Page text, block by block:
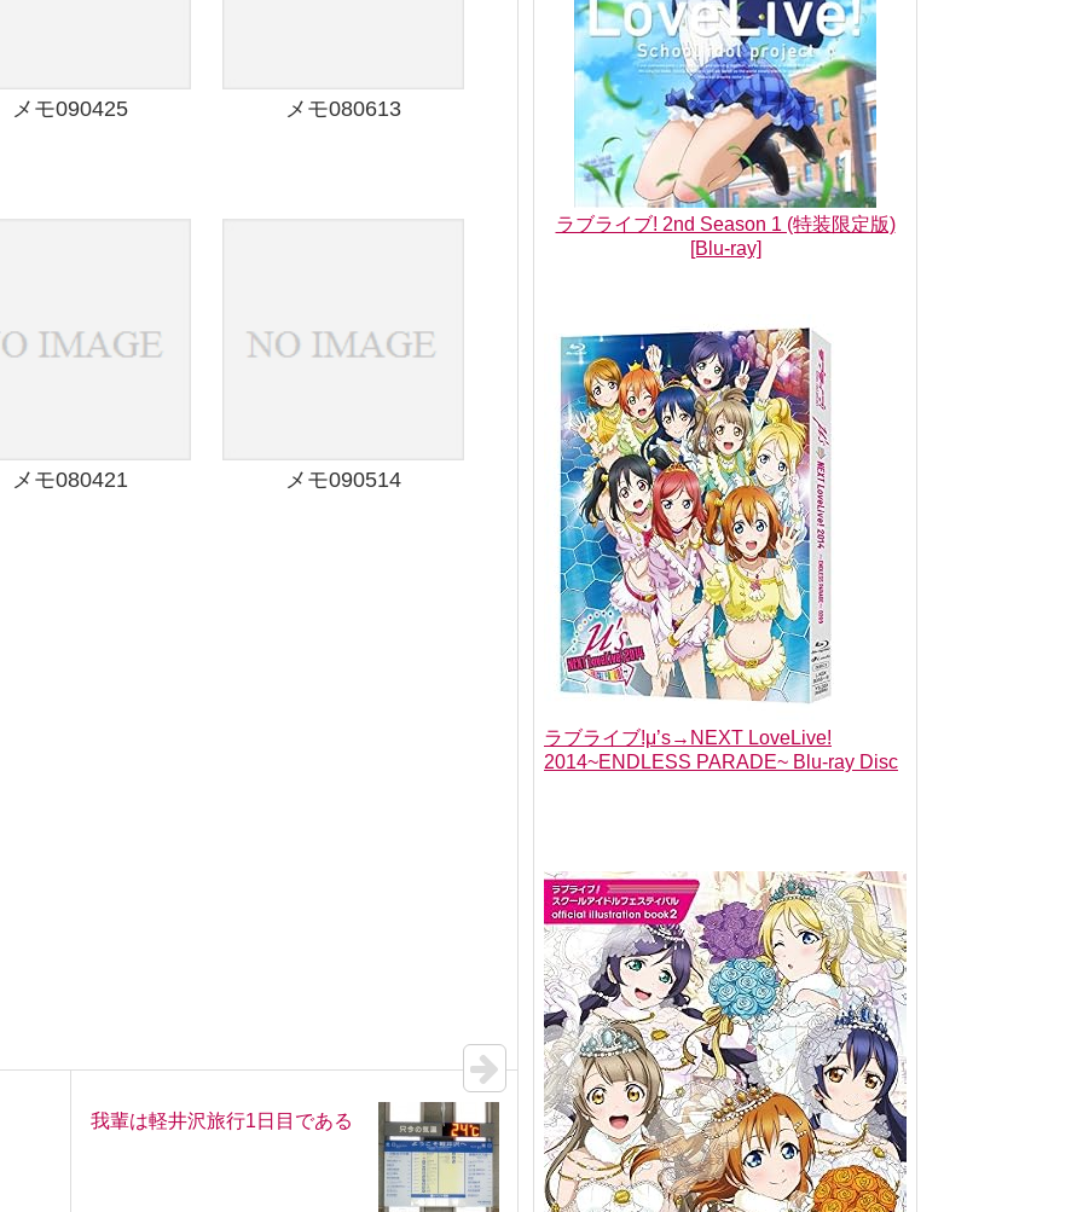
メモ090425 メモ080613
メモ080421 メモ090514
我輩は軽井沢旅行1日目である
ラブライブ! 2nd Season 1 (特装限定版)
[Blu-ray]
ラブライブ!μ’s→NEXT LoveLive!
2014~ENDLESS PARADE~ Blu-ray Disc